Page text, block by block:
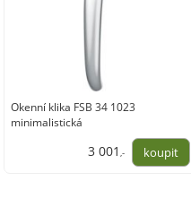
Okenní klika FSB 34 1023
minimalistická
3 001,-